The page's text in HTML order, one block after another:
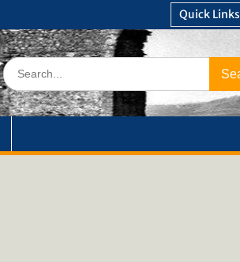
Quick Links
Search
for: